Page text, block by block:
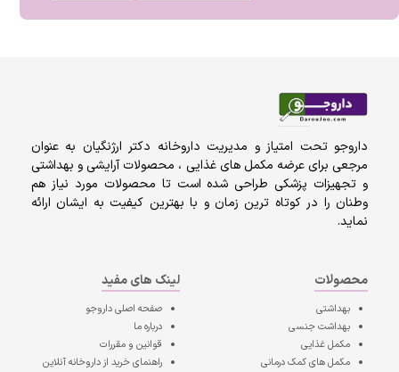
داروجو تحت امتیاز و مدیریت داروخانه دکتر ارژنگیان به عنوان
مرجعی برای عرضه مکمل های غذایی ، محصولات آرایشی و بهداشتی
و تجهیزات پزشکی طراحی شده است تا محصولات مورد نیاز هم
وطنان را در کوتاه ترین زمان و با بهترین کیفیت به ایشان ارائه
نماید.
محصولات
بهداشتی
بهداشت جنسی
مکمل غذایی
مکمل های کمک درمانی
لینک های مفید
صفحه اصلیداروجو
درباره ما
قوانین و مقررات
راهنمای خرید از داروخانه آنلاین